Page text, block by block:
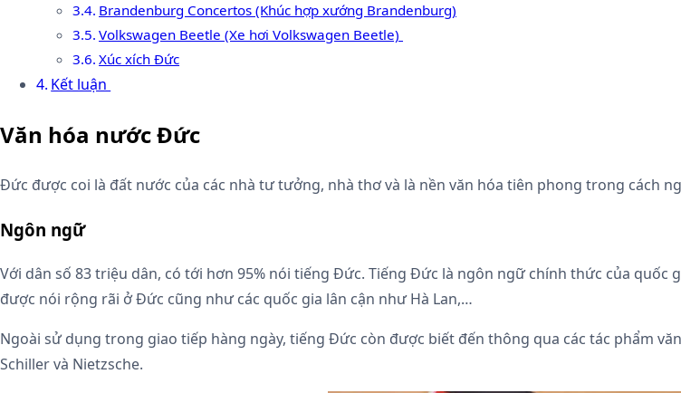
Brandenburg Concertos (Khúc hợp xướng Brandenburg)
Volkswagen Beetle (Xe hơi Volkswagen Beetle)
Xúc xích Đức
Kết luận
Văn hóa nước Đức
Đức được coi là đất nước của các nhà tư tưởng, nhà thơ và là nền văn hóa tiên phong trong cách
Ngôn ngữ
Với dân số 83 triệu dân, có tới hơn 95% nói tiếng Đức. Tiếng Đức là ngôn ngữ chính thức của
được nói rộng rãi ở Đức cũng như các quốc gia lân cận như Hà Lan,…
Ngoài sử dụng trong giao tiếp hàng ngày, tiếng Đức còn được biết đến thông qua các tác phẩm
Schiller và Nietzsche.